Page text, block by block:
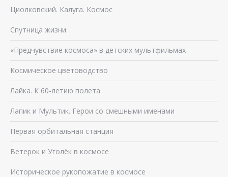
Циолковский. Калуга. Космос
Спутница жизни
«Предчувствие космоса» в детских мультфильмах
Космическое цветоводство
Лайка. К 60-летию полета
Лапик и Мультик. Герои со смешными именами
Первая орбитальная станция
Ветерок и Уголёк в космосе
Историческое рукопожатие в космосе